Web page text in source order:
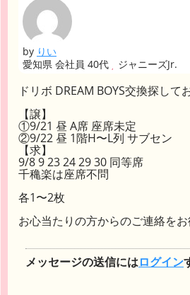
by りい
愛知県 会社員 40代
ジャニーズJr.
ドリボ DREAM BOYS交換探して
【譲】
①9/21 昼 A席 座席未定
②9/22 昼 1階H〜L列 サブセン
【求】
9/8 9 23 24 29 30 同等席
千穐楽は座席不問
各1〜2枚
お心当たりの方からのご連絡をお
メッセージの送信にはログイン